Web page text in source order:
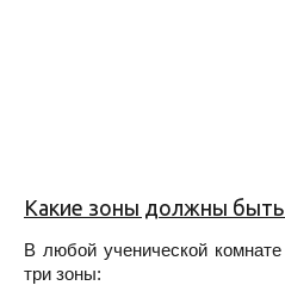
Какие зоны должны быть
В любой ученической
три зоны: